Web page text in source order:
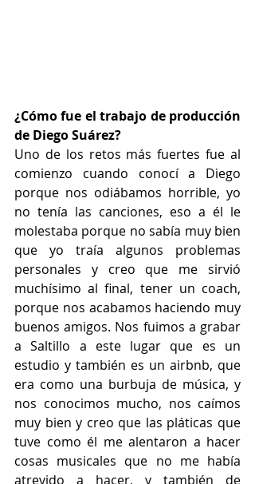
¿Cómo fue el trabajo de producción
de Diego Suárez?
Uno de los retos más fuertes fue al
comienzo cuando conocí a Diego
porque nos odiábamos horrible, yo
no tenía las canciones, eso a él le
molestaba porque no sabía muy bien
que yo traía algunos problemas
personales y creo que me sirvió
muchísimo al final, tener un coach,
porque nos acabamos haciendo muy
buenos amigos. Nos fuimos a grabar
a Saltillo a este lugar que es un
estudio y también es un airbnb, que
era como una burbuja de música, y
nos conocimos mucho, nos caímos
muy bien y creo que las pláticas que
tuve como él me alentaron a hacer
cosas musicales que no me había
atrevido a hacer, y también de